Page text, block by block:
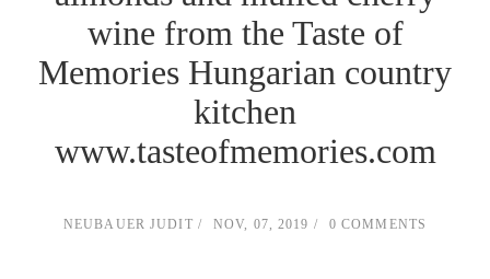
wine from the Taste of
Memories Hungarian country
kitchen
www.tasteofmemories.com
NEUBAUER JUDIT NOV, 07, 2019 0 COMMENTS